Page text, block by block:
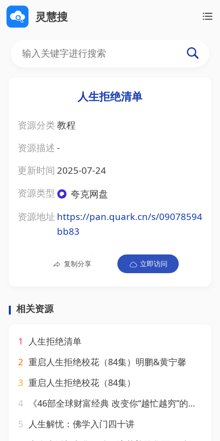
灵慧搜
人生拒绝清单
资源分类教程
资源描述-
更新时间 2025-07-24
资源类型
夸克网盘
资源地址 https://pan.quark.cn/s/09078594
bb83
复制分享 立即访问
相关资源
1
人生拒绝清单
2 重启人生拒绝校花（84集）明鹏&黄宁馨
3 重启人生拒绝校花（84集）
4
《46部全球财富经典 改变你“越忙越穷”的焦虑人生》
5
人生解忧：佛学入门四十讲